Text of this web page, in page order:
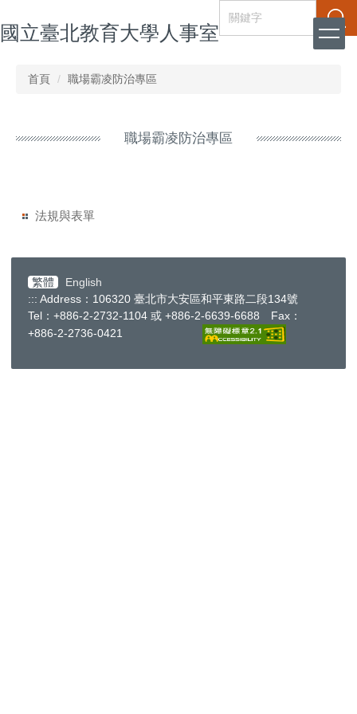
到
主
國立臺北教育大學人事室
搜尋
首頁 職場霸凌防治專區
職場霸凌防治專區
法規與表單
繁體
English
::: Address：106320 臺北市大安區和平東路二段134號
Tel：+886-2-2732-1104 或 +886-2-6639-6688 Fax：
+886-2-2736-0421